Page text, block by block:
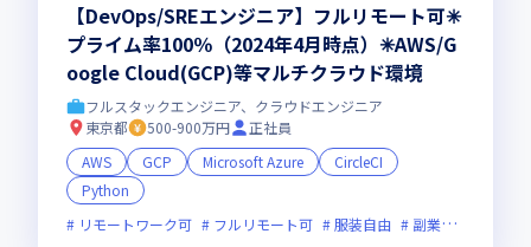
【DevOps/SREエンジニア】フルリモート可✳︎
プライム率100％（2024年4月時点）✳︎AWS/G
oogle Cloud(GCP)等マルチクラウド環境
フルスタックエンジニア、クラウドエンジニア
東京都
500-900万円
正社員
AWS
GCP Microsoft Azure
CircleCI
Python
リモートワーク可
フルリモート可 服装自由 副業可